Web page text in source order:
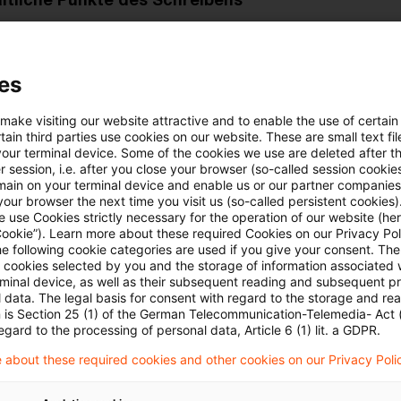
des § 15 AStG an die Vorschriften der
(§§ 7 ff. AStG):
neben den unmittelbaren auch der mittelbaren
einer Niedrigsteuergrenze von 15 Prozent,
des § 11 AStG (Kürzungsbetrag) unter
einer ausländischen Familienstiftung.
auf Basis des gemeinen Wertes der
nahestehenden Personen für die Frage, ob eine
visiting our website attractive and to enable the use of
third parties use cookies on our website. These are small text
terminal device. Some of the cookies we use are deleted after
session, i.e. after you close your browser (so-called session
on your terminal device and enable us or our partner
browser the next time you visit us (so-called persistent
use Cookies strictly necessary for the operation of our website
Learn more about these required Cookies on our Privacy
following cookie categories are used if you give your consent.
cookies selected by you and the storage of information associated
device, as well as their subsequent reading and subsequent
data. The legal basis for consent with regard to the storage and
is Section 25 (1) of the German Telecommunication-Telemedia- Act
to the processing of personal data, Article 6 (1) lit. a GDPR.
about these required cookies and other cookies on our Privacy